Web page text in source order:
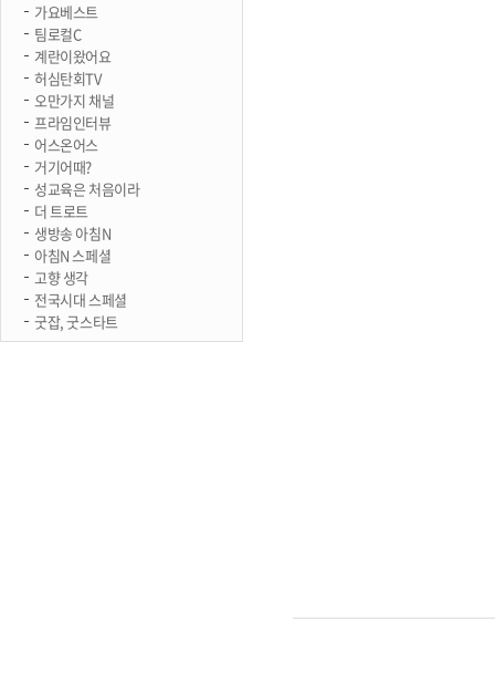
가요베스트
팀로컬C
계란이왔어요
허심탄회TV
오만가지 채널
프라임인터뷰
어스온어스
거기어때?
성교육은 처음이라
더 트로트
생방송 아침N
아침N 스페셜
고향 생각
전국시대 스페셜
굿잡, 굿스타트